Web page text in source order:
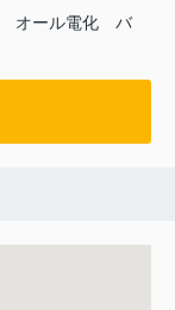
オール電化
バ